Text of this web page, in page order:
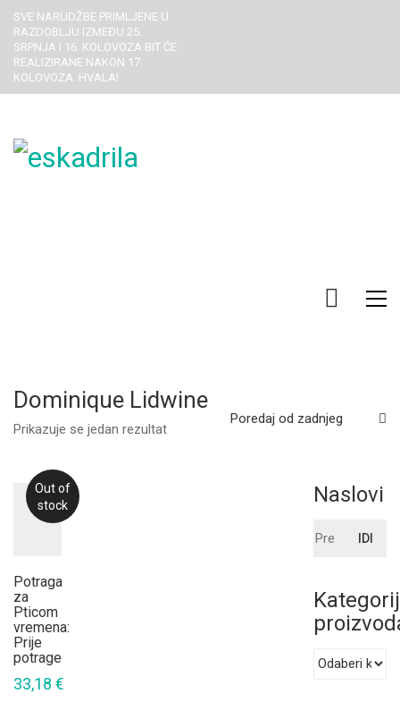
SVE NARUDŽBE PRIMLJENE U
RAZDOBLJU IZMEĐU 25.
SRPNJA I 16. KOLOVOZA BIT ĆE
REALIZIRANE NAKON 17.
KOLOVOZA. HVALA!
Dominique Lidwine
Prikazuje se jedan rezultat
Poredaj od zadnjeg
Out of
stock
Potraga
za
Pticom
vremena:
Prije
potrage
33,18 €
Naslovi
IDI